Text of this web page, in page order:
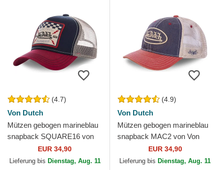
(4.7)
Von Dutch
Mützen gebogen marineblau
snapback SQUARE16 von
Von DutchEUR 34,90
Lieferung bis Dienstag, Aug. 11
(4.9)
Von Dutch
Mützen gebogen marineblau
snapback MAC2 von Von
EUR 34,90
Lieferung bis Dienstag, Aug. 11